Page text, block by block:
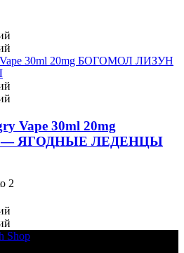
Vape 30ml 20mg
ЯГОДНЫЕ ЛЕДЕНЦЫ
2